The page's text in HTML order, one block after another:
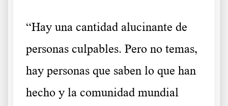
“Hay una cantidad alucinante de
personas culpables. Pero no temas,
hay personas que saben lo que han
hecho y la comunidad mundial